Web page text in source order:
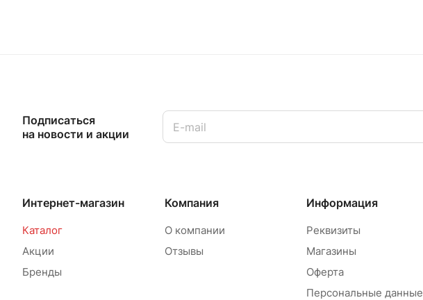
Подписаться
на новости и акции
Интернет-магазин
Каталог
Акции
Бренды
Компания
О компании
Отзывы
Информация
Реквизиты
Магазины
Оферта
Персональные данные